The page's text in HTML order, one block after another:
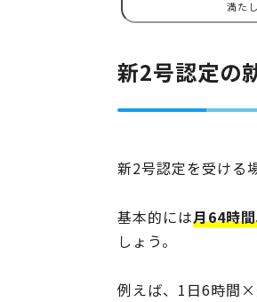
満た
する
新2号認定の
新2号認定を受ける
基本的には月64時
しょう。
例えば、1日6時間